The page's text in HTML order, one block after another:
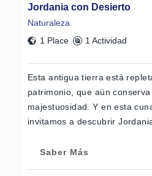
Jordania con Desierto
Naturaleza
1 Place
1 Actividad
Esta antigua tierra está
patrimonio, que aún
majestuosidad. Y en esta
invitamos a descubrir
Saber Más